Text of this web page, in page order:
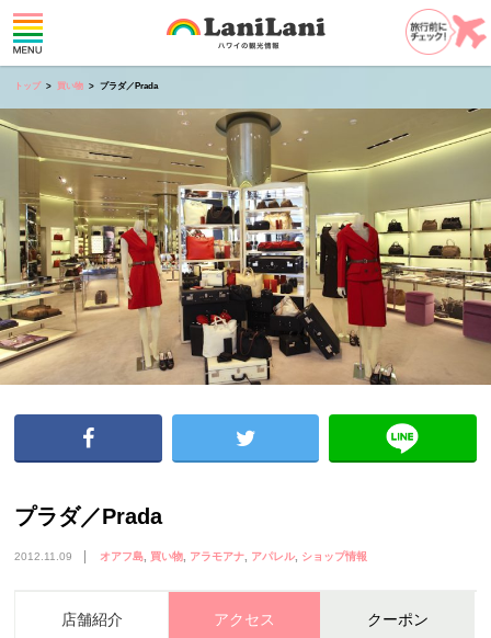
トップ 買い物 プラダ／Prada
プラダ／Prada
2012.11.09 オアフ島 買い物 アラモアナ アパレル ショップ情報
店舗紹介 アクセス クーポン